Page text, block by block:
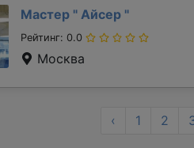
Мастер " Айсер "
Рейтинг: 0.0
Москва
‹ 1 2